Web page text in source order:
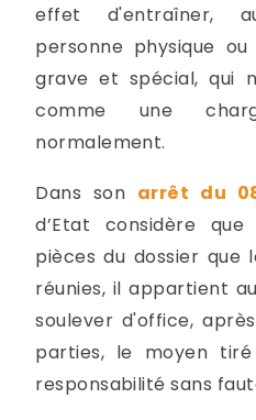
effet d'entraîner,
personne physique
grave et spécial, qui
comme une
normalement.
Dans son arrêt du
d’Etat considère
pièces du dossier que
réunies, il appartient
soulever d'office,
parties, le moyen
responsabilité sans